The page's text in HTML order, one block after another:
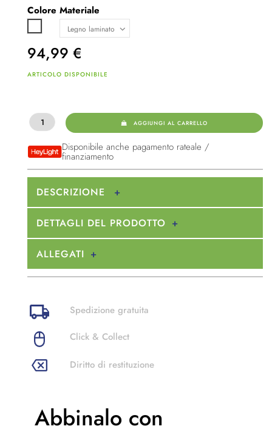
Colore Materiale
94,99 €
ARTICOLO DISPONIBILE
AGGIUNGI AL CARRELLO
Disponibile anche pagamento rateale /
finanziamento
DESCRIZIONE
DETTAGLI DEL PRODOTTO
ALLEGATI
Spedizione gratuita
Click & Collect
Diritto di restituzione
Abbinalo con